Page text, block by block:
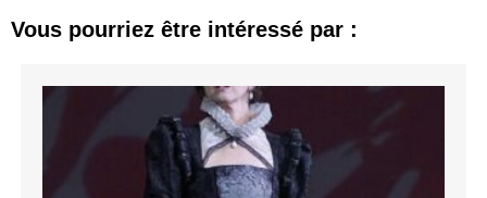
Vous pourriez être intéressé par :